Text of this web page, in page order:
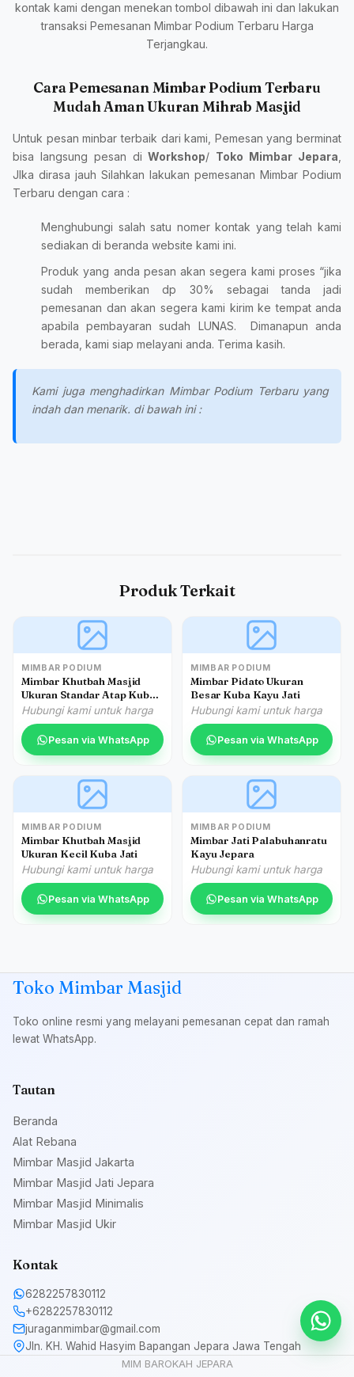
kontak kami dengan menekan tombol dibawah ini dan lakukan
transaksi Pemesanan Mimbar Podium Terbaru Harga
Terjangkau.
Cara Pemesanan Mimbar Podium Terbaru
Mudah Aman Ukuran Mihrab Masjid
Untuk pesan minbar terbaik dari kami, Pemesan yang berminat
bisa langsung pesan diWorkshop/ Toko Mimbar Jepara
JIka dirasa jauh Silahkan lakukan pemesanan Mimbar Podium
Terbaru dengan cara :
Menghubungi salah satu nomer kontak yang telah kami
sediakan di beranda website kami ini.
Produk yang anda pesan akan segera kami proses “jika
sudah memberikan dp 30% sebagai tanda jadi
pemesanan dan akan segera kami kirim ke tempat anda
apabila pembayaran sudah LUNAS. Dimanapun anda
berada, kami siap melayani anda. Terima kasih.
Kami juga menghadirkan Mimbar Podium Terbaru yang
indah dan menarik. di bawah ini :
Produk Terkait
MIMBAR PODIUM
Mimbar Khutbah Masjid
Ukuran Standar Atap Kubah
Kayu Jati
Hubungi kami untuk harga
Pesan via WhatsApp
MIMBAR PODIUM
Mimbar Pidato Ukuran
Besar Kuba Kayu Jati
Hubungi kami untuk harga
Pesan via WhatsApp
MIMBAR PODIUM
Mimbar Khutbah Masjid
Ukuran Kecil Kuba Jati
Hubungi kami untuk harga
Pesan via WhatsApp
MIMBAR PODIUM
Mimbar Jati Palabuhanratu
Kayu Jepara
Hubungi kami untuk harga
Pesan via WhatsApp
Toko Mimbar Masjid
Toko online resmi yang melayani pemesanan cepat dan ramah
lewat WhatsApp.
Tautan
Beranda
Alat Rebana
Mimbar Masjid Jakarta
Mimbar Masjid Jati Jepara
Mimbar Masjid Minimalis
Mimbar Masjid Ukir
Kontak
6282257830112
+6282257830112
juraganmimbar@gmail.com
Jln. KH. Wahid Hasyim Bapangan Jepara Jawa Tengah
MIM BAROKAH JEPARA